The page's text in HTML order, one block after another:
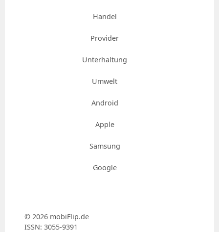
Handel
Provider
Unterhaltung
Umwelt
Android
Apple
Samsung
Google
© 2026 mobiFlip.de
ISSN: 3055-9391